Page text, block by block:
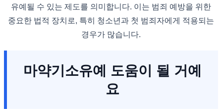
유예될 수 있는 제도를 의미합니다. 이는 범죄 예방을 위한
중요한 법적 장치로, 특히 청소년과 첫 범죄자에게 적용되는
경우가 많습니다.
마약기소유예 도움이 될 거예
요